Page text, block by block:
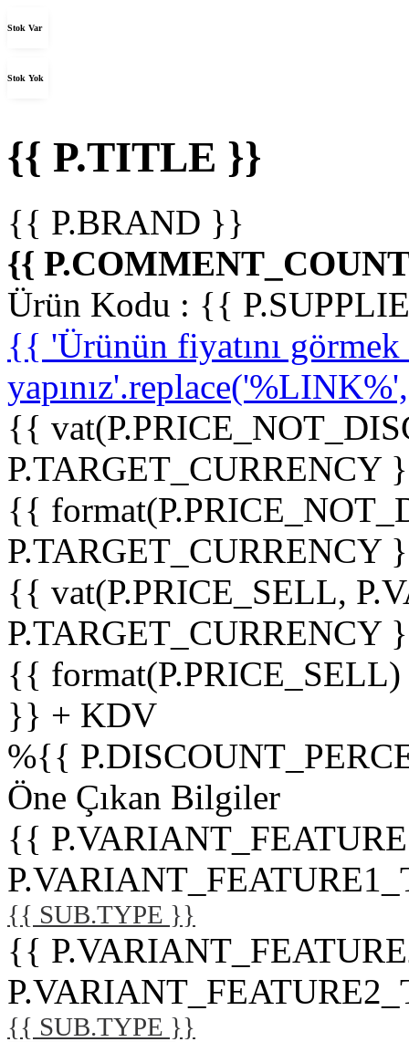
Stok Var
Stok Yok
{{ P.TITLE }}
{{ P.BRAND }}
{{
Ürün Kodu : {{
{{ 'Ürünün fiyatını
{{
P.TARGET_CURRENCY
{{
P.TARGET_CURRENCY
{{ vat(P.PRICE_SELL,
P.TARGET_CURRENCY
{{
}} + KDV
%{{
Öne Çıkan Bilgiler
{{
{{ SUB.TYPE }}
{{
{{ SUB.TYPE }}